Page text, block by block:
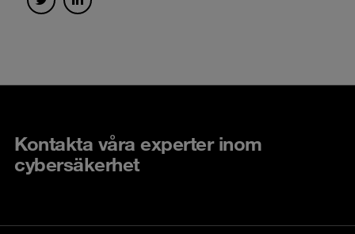
Kontakta våra experter inom
cybersäkerhet